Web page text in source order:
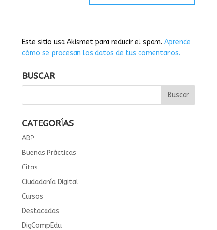
Este sitio usa Akismet para reducir el spam. Aprende
cómo se procesan los datos de tus comentarios.
BUSCAR
CATEGORÍAS
ABP
Buenas Prácticas
Citas
Ciudadanía Digital
Cursos
Destacadas
DigCompEdu